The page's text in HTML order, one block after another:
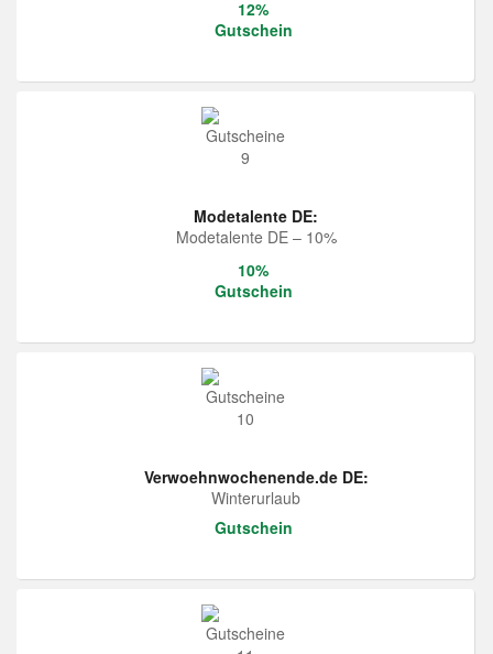
12%
Gutschein
Modetalente DE:
Modetalente DE – 10%
10%
Gutschein
Verwoehnwochenende.de DE:
Winterurlaub
Gutschein